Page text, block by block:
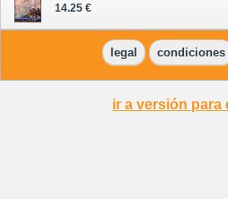
14.25 €
legal condiciones
ir a versión para